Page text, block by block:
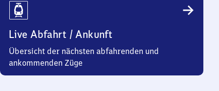
Live Abfahrt / Ankunft
Übersicht der nächsten abfahrenden und
ankommenden Züge